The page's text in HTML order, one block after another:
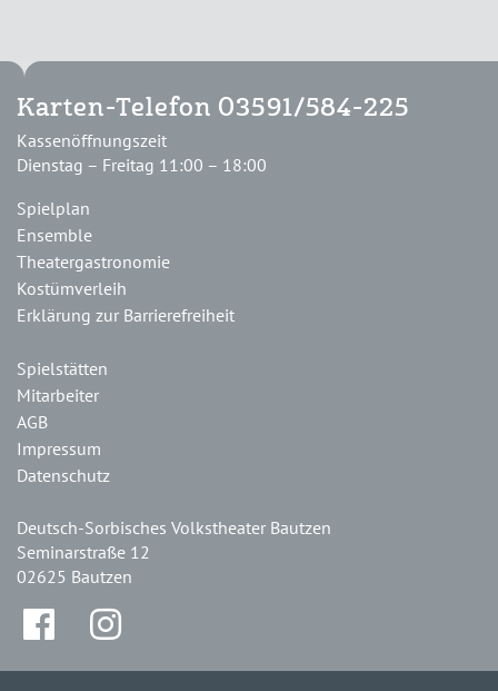
Karten-Telefon 03591/584-225
Kassenöffnungszeit
Dienstag – Freitag 11:00 – 18:00
Spielplan
Ensemble
Theatergastronomie
Kostümverleih
Erklärung zur Barrierefreiheit
Spielstätten
Mitarbeiter
AGB
Impressum
Datenschutz
Deutsch-Sorbisches Volkstheater Bautzen
Seminarstraße 12
02625 Bautzen